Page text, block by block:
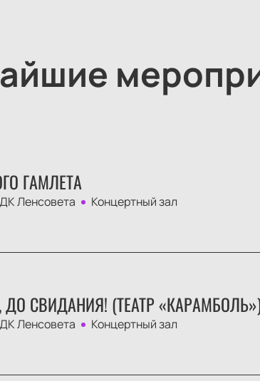
ГАМЛЕТА
ДК Ленсовета Концертный зал
СВИДАНИЯ! (ТЕАТР
ДК Ленсовета Концертный зал